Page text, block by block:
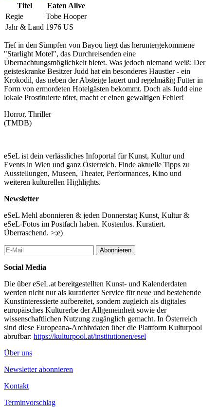
Titel
Eaten Alive
Regie
Tobe Hooper
Jahr & Land 1976 US
Tief in den Sümpfen von Bayou liegt das heruntergekommene
"Starlight Motel", das Durchreisenden eine
Übernachtungsmöglichkeit bietet. Was jedoch niemand weiß: Der
geisteskranke Besitzer Judd hat ein besonderes Haustier - ein
Krokodil, das neben der Absteige lauert und regelmäßig Futter in
Form von ermordeten Hotelgästen bekommt. Doch als Judd eine
lokale Prostituierte tötet, macht er einen gewaltigen Fehler!
Horror, Thriller
(TMDB)
eSeL ist dein verlässliches Infoportal für Kunst, Kultur und
Events in Wien und ganz Österreich. Finde aktuelle Tipps zu
Ausstellungen, Museen, Theater, Performances, Kino und
weiteren kulturellen Highlights.
Newsletter
eSeL Mehl abonnieren & jeden Donnerstag Kunst, Kultur &
eSeL-Fotos im Postfach haben. Kostenlos. Kuratiert.
Überraschend. >;e)
Abonnieren
Social Media
Die über eSeL.at bereitgestellten Kunst- und Kalenderdaten
werden nicht nur als kuratierter Service für neue und bestehende
Kunstinteressierte aufbereitet, sondern zugleich als digitales
europäisches Kulturerbe der Allgemeinheit sowie der
wissenschaftlichen Nutzung zugänglich gemacht. In Österreich
sind diese Europeana-Archivdaten über die Plattform Kulturpool
abrufbar: https://kulturpool.at/institutionen/esel
Über uns
Newsletter abonnieren
Kontakt
Terminvorschlag